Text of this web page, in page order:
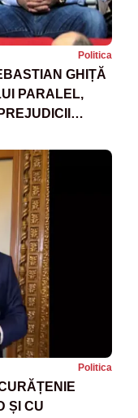
Politica
GHIȚĂ
PARALEL,
BANULUI
Politica
ȘI CU